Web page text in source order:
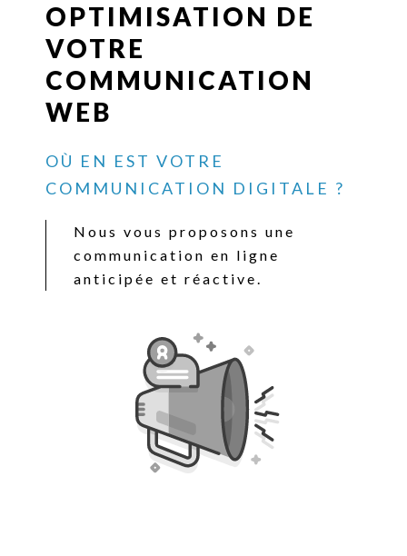
OPTIMISATION DE
VOTRE
COMMUNICATION
WEB
OÙ EN EST VOTRE
COMMUNICATION DIGITALE ?
Nous vous proposons une
communication en ligne
anticipée et réactive.